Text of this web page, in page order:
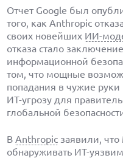
Отчет Google был
того, как Anthropic
своих новейших ИИ-
отказа стало
информационной
том, что мощные
попадания в чужие руки
ИТ-угрозу для
глобальной
ВAnthropic заявили,
обнаруживать ИТ-